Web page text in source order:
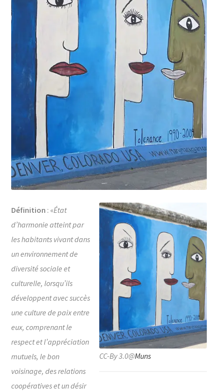
CC-By 3.0@Muns
Définition : «État
d’harmonie atteint par
les habitants vivant dans
un environnement de
diversité sociale et
culturelle, lorsqu’ils
développent avec succès
une culture de paix entre
eux, comprenant le
respect et l’appréciation
mutuels, le bon
voisinage, des relations
coopératives et un désir